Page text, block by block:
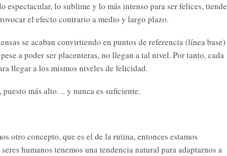
espectacular, lo sublime y lo más intenso para ser felices, tiende
el efecto contrario a medio y largo plazo.
se acaban convirtiendo en puntos de referencia (línea base)
a poder ser placenteras, no llegan a tal nivel. Por tanto, cada
llegar a los mismos niveles de felicidad.
puesto más alto… y nunca es suficiente.
otro concepto, que es el de la rutina, entonces estamos
humanos tenemos una tendencia natural para adaptarnos a